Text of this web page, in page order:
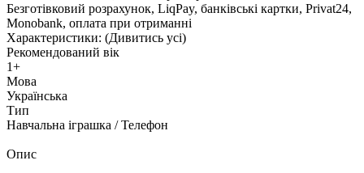
Безготівковий розрахунок, LiqPay, банківські картки, Privat24,
Monobank, оплата при отриманні
Характеристики: (Дивитись усі)
Рекомендований вік
1+
Мова
Українська
Тип
Навчальна іграшка / Телефон
Опис